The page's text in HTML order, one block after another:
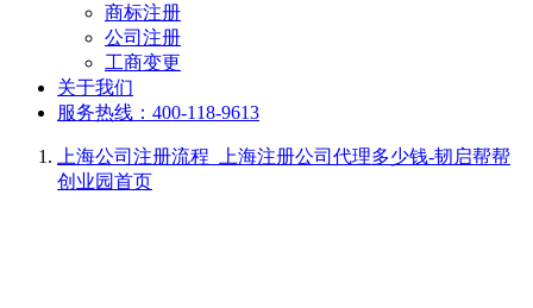
商标注册
公司注册
工商变更
关于我们
服务热线：400-118-9613
上海公司注册流程_上海注册公司代理多少钱-韧启帮帮
创业园首页